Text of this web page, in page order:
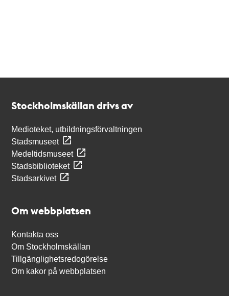
Stockholmskällan drivs av
Medioteket, utbildningsförvaltningen
Stadsmuseet
Medeltidsmuseet
Stadsbiblioteket
Stadsarkivet
Om webbplatsen
Kontakta oss
Om Stockholmskällan
Tillgänglighetsredogörelse
Om kakor på webbplatsen